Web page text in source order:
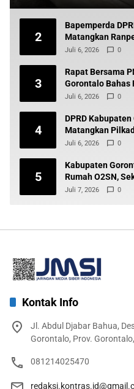
2
Bapemperda
Matangkan
Pendapatan
Juli 6, 2026 0
3
Rapat Bersama
Gorontalo Bahas
Pembangunan
Juli 6, 2026 0
4
DPRD
Matangkan
Juli 6, 2026 0
5
Kabupaten
Rumah O2SN,
Umum
Juli 7, 2026 0
Kontak Info
Jl. Abdul Djabar Bahua,
Gorontalo, Prov.
081214025470